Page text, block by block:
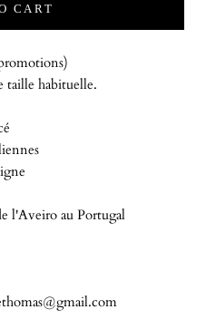
CART
taille habituelle.
l'Aveiro au Portugal